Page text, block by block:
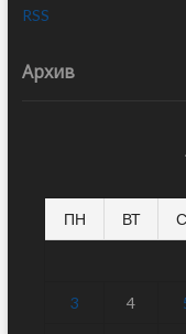
RSS
Архив
ПН ВТ
3 4